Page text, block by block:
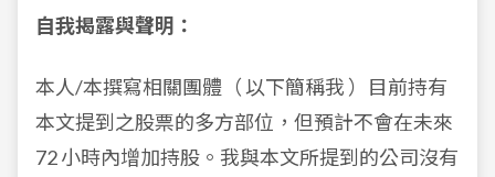
自我揭露與聲明：
本人/本撰寫相關團體（ 以下簡稱我 ）目前持有
本文提到之股票的多方部位，但預計不會在未來
72 小時內增加持股。我與本文所提到的公司沒有